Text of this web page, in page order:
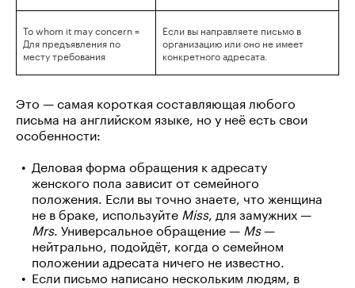
To whom it may concern =
Для предъявления по
месту требования
Если вы направляете письмо в
организацию или оно не имеет
конкретного адресата.
Это — самая короткая составляющая любого
письма на английском языке, но у неё есть свои
особенности:
Деловая форма обращения к адресату
женского пола зависит от семейного
положения. Если вы точно знаете, что женщина
не в браке, используйте Miss, для замужних —
Mrs. Универсальное обращение — Ms—
нейтрально, подойдёт, когда о семейном
положении адресата ничего не известно.
Если письмо написано нескольким людям, в